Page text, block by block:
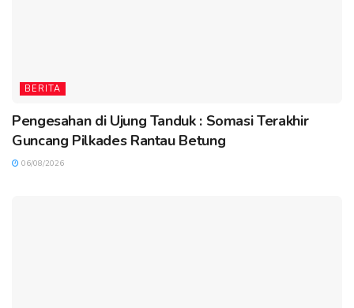
BERITA
Pengesahan di Ujung Tanduk : Somasi Terakhir
Guncang Pilkades Rantau Betung
06/08/2026